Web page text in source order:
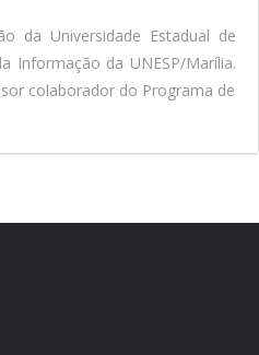
da Universidade Estadual de
Informação da UNESP/Marília.
colaborador do Programa de